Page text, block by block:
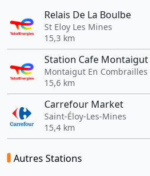
Relais De La Boulbe
St Eloy Les Mines
15,3 km
Station Cafe Montaigut
Montaigut En Combrailles
15,6 km
Carrefour Market
Saint-Éloy-Les-Mines
15,4 km
Autres Stations